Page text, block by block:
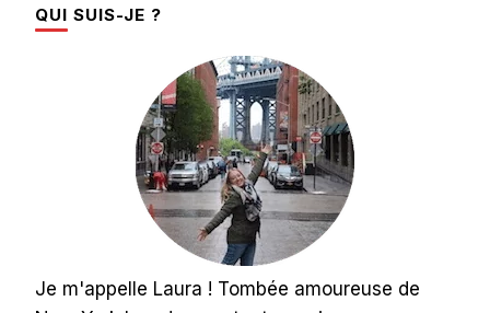
QUI SUIS-JE ?
Je m'appelle Laura ! Tombée amoureuse de